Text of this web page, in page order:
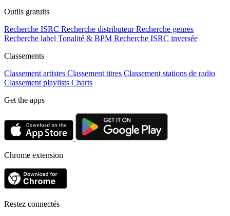
Outils gratuits
Recherche ISRC Recherche distributeur Recherche genres
Recherche label Tonalité & BPM Recherche ISRC inversée
Classements
Classement artistes Classement titres Classement stations de radio
Classement playlists Charts
Get the apps
Chrome extension
Restez connectés